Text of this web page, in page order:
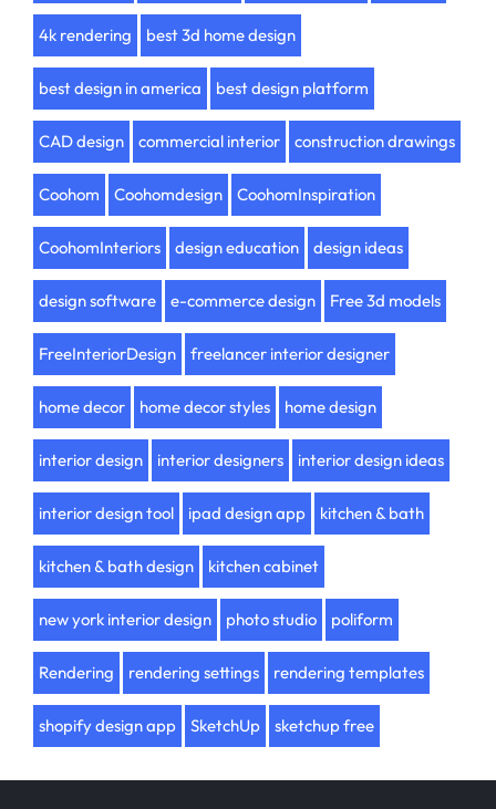
4k rendering best 3d home design
best design in america best design platform
CAD design commercial interior construction drawings
Coohom Coohomdesign CoohomInspiration
CoohomInteriors design education design ideas
design software e-commerce design Free 3d models
FreeInteriorDesign freelancer interior designer
home decor home decor styles home design
interior design interior designers interior design ideas
interior design tool ipad design app kitchen & bath
kitchen & bath design kitchen cabinet
new york interior design photo studio poliform
Rendering rendering settings rendering templates
shopify design app SketchUp sketchup free